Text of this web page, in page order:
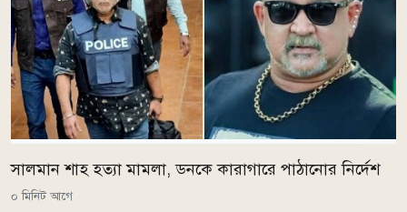
সালমান শাহ হত্যা মামলা, ডনকে কারাগারে পাঠানোর নির্দেশ
০ মিনিট আগে